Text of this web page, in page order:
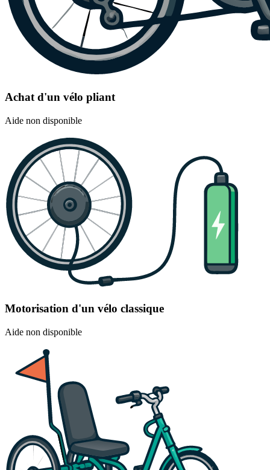
Achat d'un vélo pliant
Aide non disponible
Motorisation d'un vélo classique
Aide non disponible